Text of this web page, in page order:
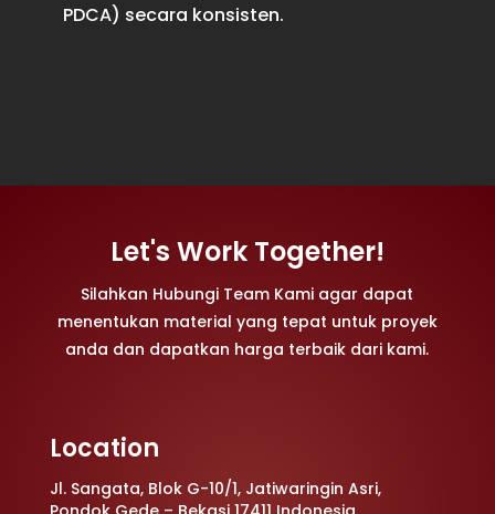
PDCA) secara konsisten.
Let's Work Together!
Silahkan Hubungi Team Kami agar dapat
menentukan material yang tepat untuk proyek
anda dan dapatkan harga terbaik dari kami.
Location
Jl. Sangata, Blok G-10/1, Jatiwaringin Asri,